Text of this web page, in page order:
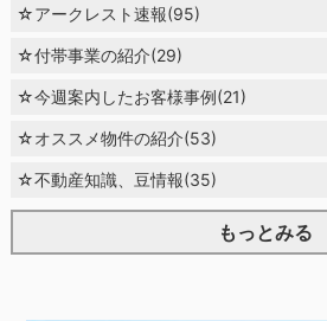
☆アークレスト速報(95)
☆付帯事業の紹介(29)
☆今週案内したお客様事例(21)
☆オススメ物件の紹介(53)
☆不動産知識、豆情報(35)
もっとみる